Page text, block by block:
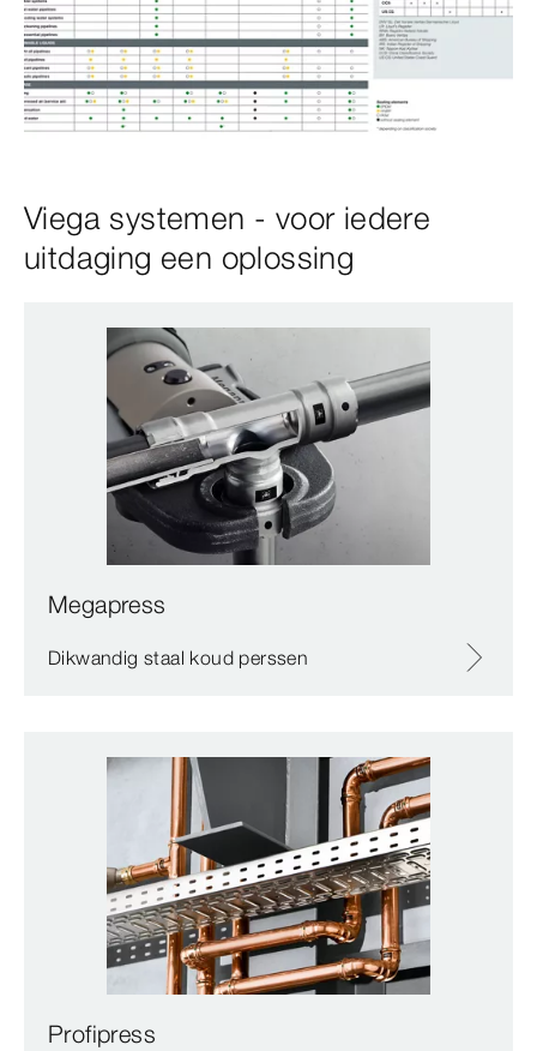
Viega systemen - voor iedere
uitdaging een oplossing
Megapress
Dikwandig staal koud perssen
Profipress